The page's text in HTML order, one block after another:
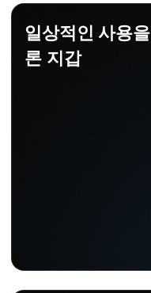
일상적인 사용
론 지갑